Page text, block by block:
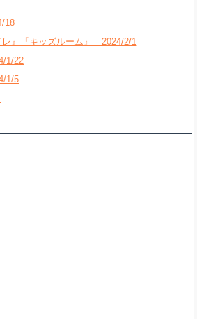
18
レ』『キッズルーム』 2024/2/1
1/22
1/5